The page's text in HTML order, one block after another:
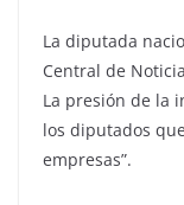
La diputada
Central de
La presión de la
los diputados
empresas”.